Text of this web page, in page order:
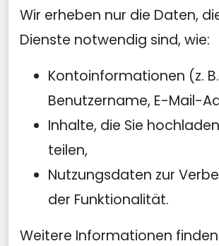
Wir erheben nur die Daten,
Dienste notwendig sind, wie:
Kontoinformationen (z. B.
Benutzername, E-Mail-
Inhalte, die Sie
teilen,
Nutzungsdaten zur
der Funktionalität.
Weitere Informationen finden